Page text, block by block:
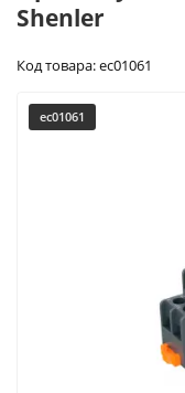
Shenler
Код товара: ec01061
ec01061